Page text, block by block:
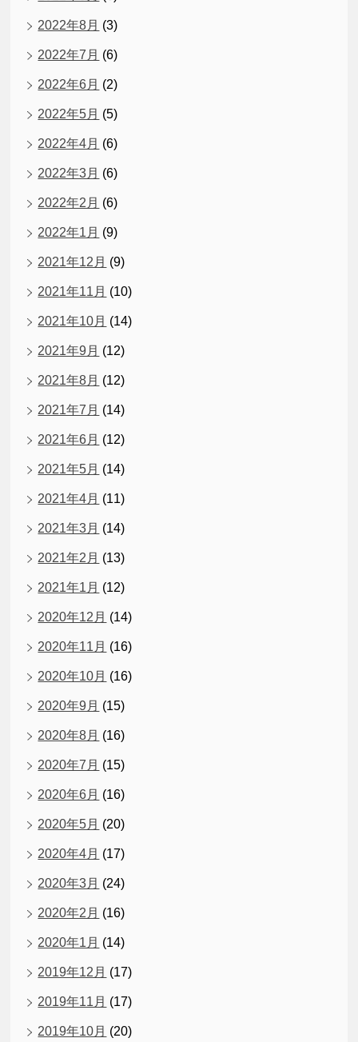
2022年8月 (3)
2022年7月 (6)
2022年6月 (2)
2022年5月 (5)
2022年4月 (6)
2022年3月 (6)
2022年2月 (6)
2022年1月 (9)
2021年12月 (9)
2021年11月 (10)
2021年10月 (14)
2021年9月 (12)
2021年8月 (12)
2021年7月 (14)
2021年6月 (12)
2021年5月 (14)
2021年4月 (11)
2021年3月 (14)
2021年2月 (13)
2021年1月 (12)
2020年12月 (14)
2020年11月 (16)
2020年10月 (16)
2020年9月 (15)
2020年8月 (16)
2020年7月 (15)
2020年6月 (16)
2020年5月 (20)
2020年4月 (17)
2020年3月 (24)
2020年2月 (16)
2020年1月 (14)
2019年12月 (17)
2019年11月 (17)
2019年10月 (20)